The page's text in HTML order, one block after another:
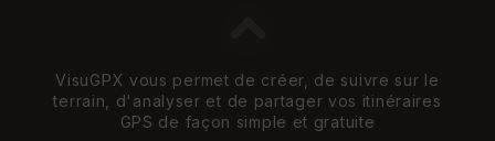
VisuGPX vous permet de créer, de suivre sur le
terrain, d'analyser et de partager vos itinéraires
GPS de façon simple et gratuite